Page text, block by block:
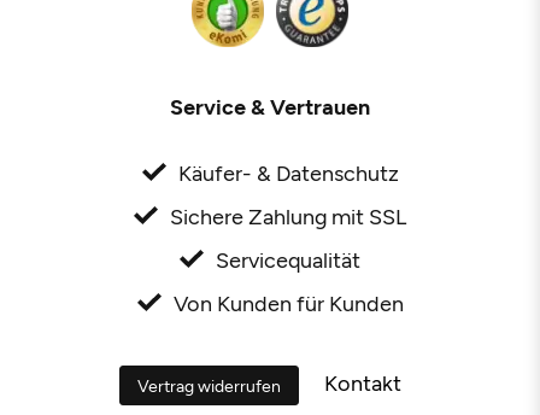
Service & Vertrauen
Käufer- & Datenschutz
Sichere Zahlung mit SSL
Servicequalität
Von Kunden für Kunden
Vertrag widerrufen Kontakt